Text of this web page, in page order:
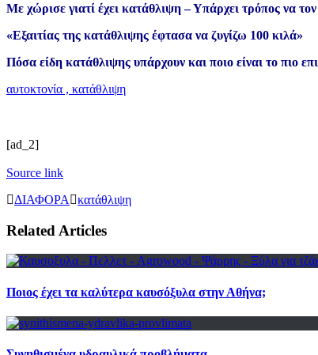
Με χώρισε γιατί έχει κατάθλιψη – Υπάρχει τρόπος να
«Εξαιτίας της κατάθλιψης έφτασα να ζυγίζω 100 κιλά»
Πόσα είδη κατάθλιψης υπάρχουν και ποιο είναι το πιο
αυτοκτονία , κατάθλιψη
[ad_2]
Source link
ΔΙΑΦΟΡΑ
κατάθλιψη
Related Articles
Ποιος έχει τα καλύτερα καυσόξυλα στην Αθήνα;